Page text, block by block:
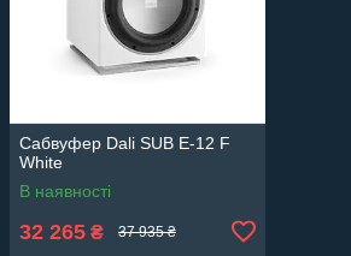
Сабвуфер Dali SUB E-12 F
White
В наявності
32 265 ₴ 37 935 ₴